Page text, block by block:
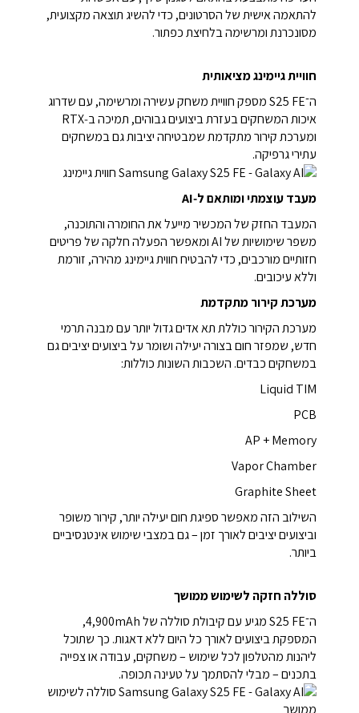
להתאמה אישית של הסרטונים, כדי להשיג תוצאה מקצועית,
מסונכרנת ומרשימה בלחיצת כפתור.
חוויית גיימינג מציאותית
ה־S25 FE מספק חוויית משחק עשירה ומרשימה, עם שדרוג
איכות המשחקים בעזרת ביצועים גבוהים, תמיכה ב‑RTX
ומערכת קירור מתקדמת שמבטיחה יציבות גם במשחקים
עתירי גרפיקה.
מעבד עוצמתי ומותאם ל‑AI
המעבד החזק של המכשיר מייעל את החומרה והתוכנה,
משפר שימושיות של AI ומאפשר הפעלה חלקה של פריטים
חזותיים מורכבים, כדי להבטיח חווית גיימינג מהירה, זורמת
וללא עיכובים.
מערכת קירור מתקדמת
מערכת הקירור כוללת תא אדים גדול יותר עם מבנה תרמי
חדש, שמפזר חום בצורה יעילה ושומר על ביצועים יציבים גם
במשחקים כבדים. השכבות השונות כוללות:
Liquid TIM
PCB
AP + Memory
Vapor Chamber
Graphite Sheet
השילוב הזה מאפשר ספיגת חום יעילה יותר, קירור משופר
וביצועים יציבים לאורך זמן – גם במצבי שימוש אינטנסיביים
ביותר.
סוללה חזקה לשימוש ממושך
ה־S25 FE מגיע עם קיבולת סוללה של 4,900mAh,
המספקת ביצועים לאורך כל היום ללא דאגות. כך שתוכל
ליהנות מהטלפון לכל שימוש – משחקים, עבודה או צפייה
בתכנים – מבלי להסתמך על טעינה תכופה.